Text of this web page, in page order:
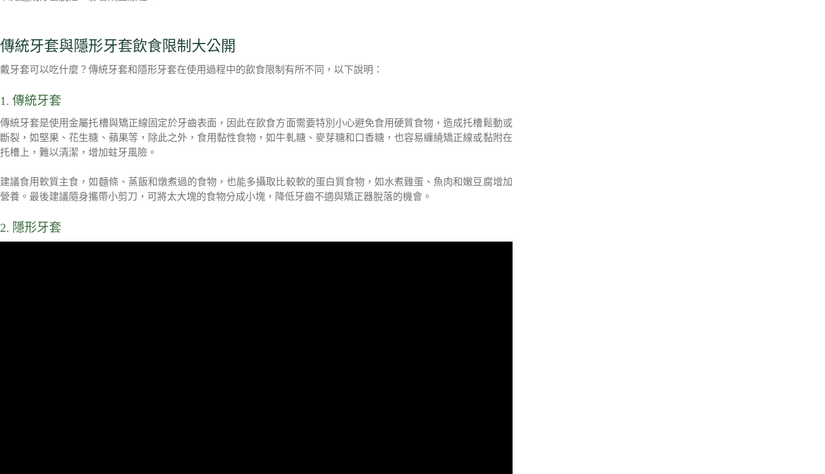
傳統牙套與隱形牙套飲食限制大公開
戴牙套可以吃什麼？傳統牙套和隱形牙套在使用過程中的飲食限制有所不同，以下說明：
1. 傳統牙套
傳統牙套是使用金屬托槽與矯正線固定於牙齒表面，因此在飲食方面需要特別小心避免食用硬質食物，造成托槽鬆動或
斷裂，如堅果、花生糖、蘋果等，除此之外，食用黏性食物，如牛軋糖、麥芽糖和口香糖，也容易纏繞矯正線或黏附在
托槽上，難以清潔，增加蛀牙風險。
建議食用軟質主食，如麵條、蒸飯和燉煮過的食物，也能多攝取比較軟的蛋白質食物，如水煮雞蛋、魚肉和嫩豆腐增加
營養。最後建議隨身攜帶小剪刀，可將太大塊的食物分成小塊，降低牙齒不適與矯正器脫落的機會。
2. 隱形牙套